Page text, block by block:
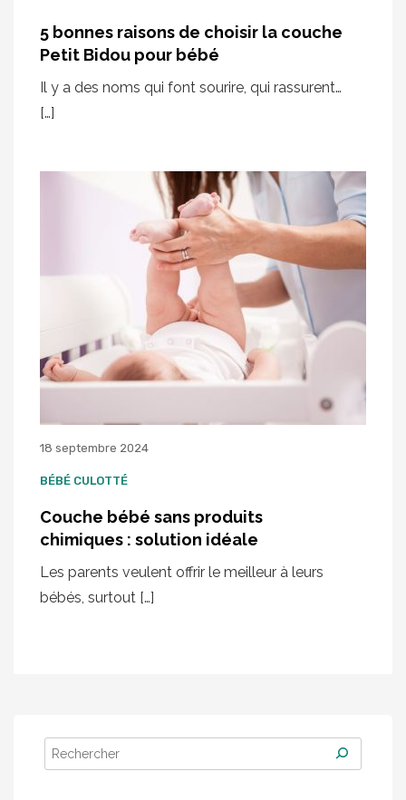
5 bonnes raisons de choisir la couche
Petit Bidou pour bébé
Il y a des noms qui font sourire, qui rassurent…
[…]
18 septembre 2024
BÉBÉ CULOTTÉ
Couche bébé sans produits
chimiques : solution idéale
Les parents veulent offrir le meilleur à leurs
bébés, surtout […]